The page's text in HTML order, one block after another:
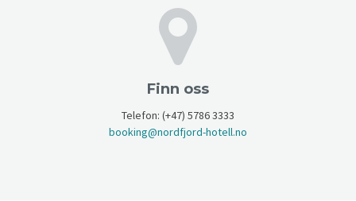
Finn oss
Telefon: (+47) 5786 3333
booking@nordfjord-hotell.no